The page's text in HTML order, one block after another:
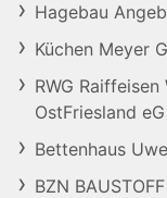
Hagebau
Küchen Meyer
RWG
OstFriesland
Bettenhaus
BZN